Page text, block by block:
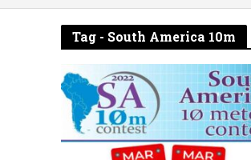
Tag - South America 10m